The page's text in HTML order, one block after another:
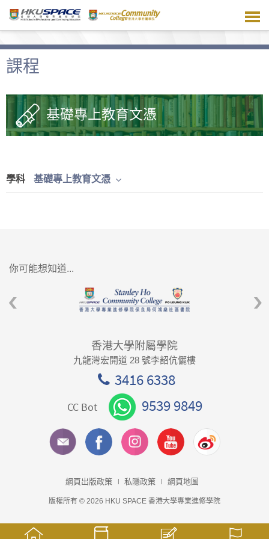
主
容課程
基礎專上教育文憑
學科 基礎專上教育文憑
你可能想知道...
香港大學附屬學院
九龍灣宏開道 28 號李韶伉儷樓
3416 6338
CC Bot 9539 9849
網頁出版政策 私隱政策 網頁地圖
版權所有 © 2026 HKU SPACE 香港大學專業進修學院